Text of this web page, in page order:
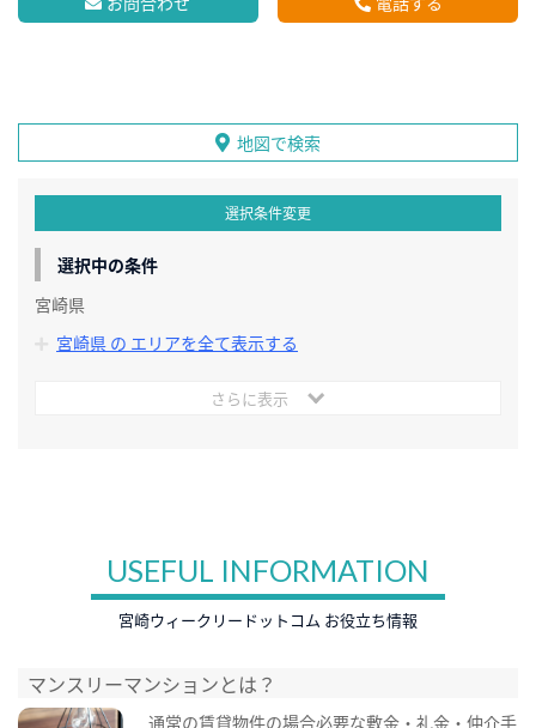
地図で検索
選択条件変更
選択中の条件
宮崎県
宮崎県 の エリアを全て表示する
さらに表示
USEFUL INFORMATION
宮崎ウィークリードットコム お役立ち情報
マンスリーマンションとは？
通常の賃貸物件の場合必要な敷金・礼金・仲介手